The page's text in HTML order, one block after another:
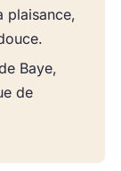
plaisance,
Baye,
de